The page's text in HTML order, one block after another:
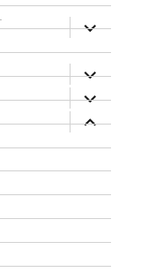
anzeigen
anzeigen
anzeigen
anzeigen